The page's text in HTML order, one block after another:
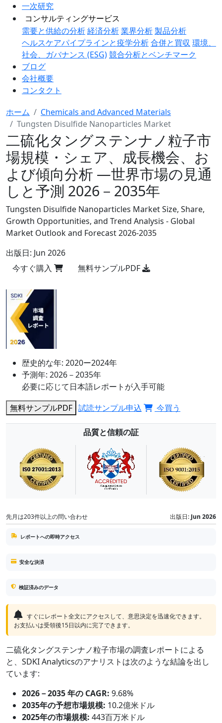
一次研究
コンサルティングサービス
需要と供給の分析経済分析業界分析製品分析
ヘルスケアパイプラインと疫学分析合併と買収 環境、
社会、ガバナンス (ESG)競合分析とベンチマーク
ブログ
会社概要
コンタクト
ホーム
Chemicals and Advanced Materials
Tungsten Disulfide Nanoparticles Market
二硫化タングステンナノ粒子市
場規模・シェア、成長機会、お
よび傾向分析 ―世界市場の見通
しと予測 2026－2035年
Tungsten Disulfide Nanoparticles Market Size, Share,
Growth Opportunities, and Trend Analysis - Global
Market Outlook and Forecast 2026-2035
出版日: Jun 2026
今すぐ購入
無料サンプルPDF
歴史的な年: 2020ー2024年
予測年: 2026－2035年
必要に応じて日本語レポートが入手可能
無料サンプルPDF 試読サンプル申込 今買う
品質と信頼の証
先月は203件以上の問い合わせ 出版日: Jun 2026
レポートへの即時アクセス
安全な決済
検証済みのデータ
すぐにレポート全文にアクセスして、意思決定を迅速化できます。
お支払いは受領後15日以内に完了できます。
二硫化タングステンナノ粒子市場の調査レポートによる
と、SDKI Analyticsのアナリストは次のような結論を出し
ています:
2026－2035 年の CAGR: 9.68%
2035年の予想市場規模: 10.2億米ドル
2025年の市場規模: 443百万米ドル